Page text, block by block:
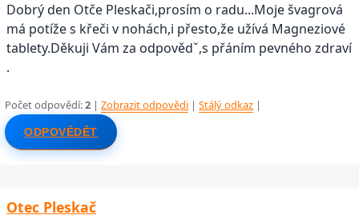
Dobrý den Otče Pleskači,prosím o radu...Moje švagrová
má potíže s křeči v nohách,i přesto,že užívá Magneziové
tablety.Děkuji Vám za odpovědˇ,s přáním pevného zdraví
.
Počet odpovědí:2 |Zobrazit odpovědi |Stálý odkaz |
ODPOVĚDĚT
Otec Pleskač